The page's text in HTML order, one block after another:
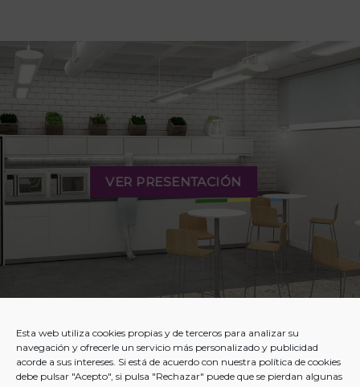
Esta web utiliza cookies propias y de terceros para analizar su
navegación y ofrecerle un servicio más personalizado y publicidad
acorde a sus intereses. Si está de acuerdo con nuestra política de cookies
debe pulsar "Acepto", si pulsa "Rechazar" puede que se pierdan algunas
VER PRESENTACIÓN